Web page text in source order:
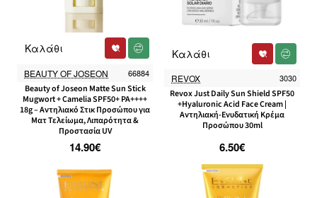
BEAUTY OF JOSEON 66884
Beauty of Joseon Matte Sun Stick
Mugwort + Camelia SPF50+ PA++++
18g – Αντηλιακό Στικ Προσώπου για
Ματ Τελείωμα, Λιπαρότητα &
Προστασία UV
14.90€
Καλάθι
REVOX 3030
Revox Just Daily Sun Shield SPF50
+Hyaluronic Acid Face Cream |
Αντηλιακή-Ενυδατική Κρέμα
Προσώπου 30ml
6.50€
Καλάθι